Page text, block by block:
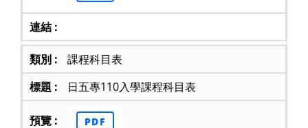
課程科目表
日五專110入學課程科目表
PDF